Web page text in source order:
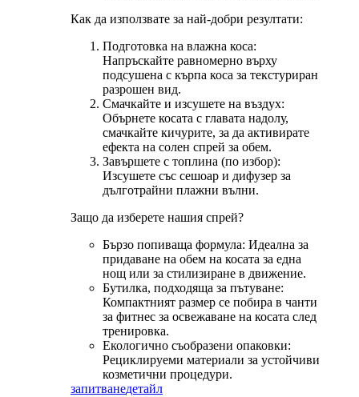
Как да използвате за най-добри резултати:
Подготовка на влажна коса:
Напръскайте равномерно върху
подсушена с кърпа коса за текстуриран
разрошен вид.
Смачкайте и изсушете на въздух:
Обърнете косата с главата надолу,
смачкайте кичурите, за да активирате
ефекта на солен спрей за обем.
Завършете с топлина (по избор):
Изсушете със сешоар и дифузер за
дълготрайни плажни вълни.
Защо да изберете нашия спрей?
Бързо попиваща формула: Идеална за
придаване на обем на косата за една
нощ или за стилизиране в движение.
Бутилка, подходяща за пътуване:
Компактният размер се побира в чанти
за фитнес за освежаване на косата след
тренировка.
Екологично съобразени опаковки:
Рециклируеми материали за устойчиви
козметични процедури.
запитванедетайл